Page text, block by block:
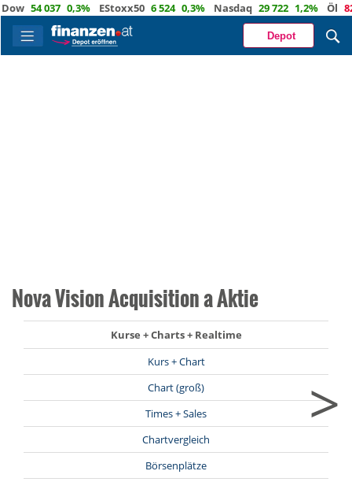
54 037 0,3% EStoxx50 6 524 0,3% Nasdaq 29 722 1,2% Öl 82,1
Depot
Nova Vision Acquisition a Aktie
Kurse + Charts + Realtime
Kurs + Chart
Chart (groß)
Times + Sales
Chartvergleich
Börsenplätze
>